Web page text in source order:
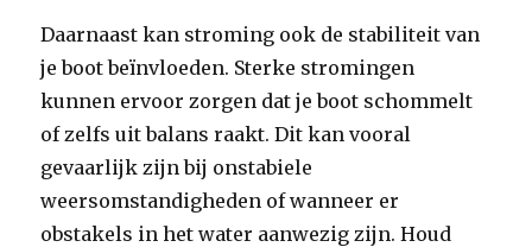
Daarnaast kan stroming ook de stabiliteit van
je boot beïnvloeden. Sterke stromingen
kunnen ervoor zorgen dat je boot schommelt
of zelfs uit balans raakt. Dit kan vooral
gevaarlijk zijn bij onstabiele
weersomstandigheden of wanneer er
obstakels in het water aanwezig zijn. Houd